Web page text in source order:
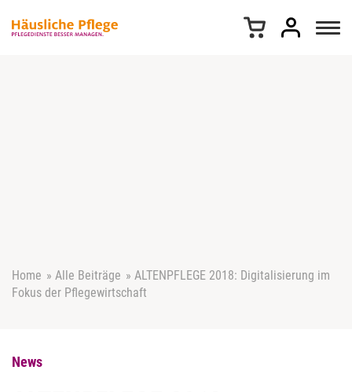
Home » Alle Beiträge » ALTENPFLEGE 2018: Digitalisierung im
Fokus der Pflegewirtschaft
News